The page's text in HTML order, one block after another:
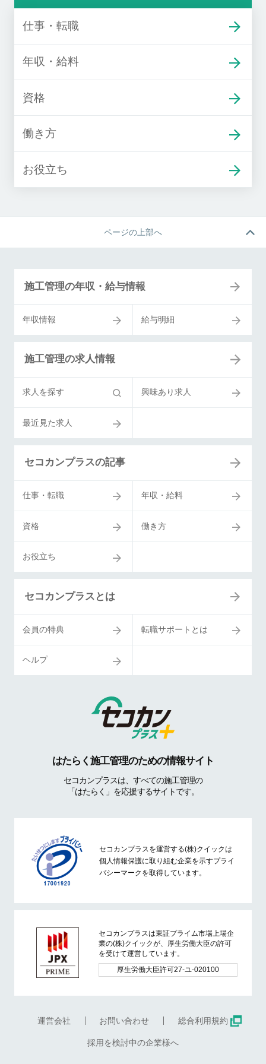
仕事・転職
年収・給料
資格
働き方
お役立ち
ページの上部へ
施工管理の年収・給与情報
年収情報 給与明細
施工管理の求人情報
求人を探す 興味あり求人
最近見た求人
セコカンプラスの記事
仕事・転職 年収・給料
資格 働き方
お役立ち
セコカンプラスとは
会員の特典 転職サポートとは
ヘルプ
はたらく施工管理のための情報サイト
セコカンプラスは、すべての施工管理の
「はたらく」を応援するサイトです。
セコカンプラスを運営する(株)クイックは
個人情報保護に取り組む企業を示すプライ
バシーマークを取得しています。
セコカンプラスは東証プライム市場上場企
業の(株)クイックが、厚生労働大臣の許可
を受けて運営しています。
厚生労働大臣許可27-ユ-020100
運営会社 お問い合わせ 総合利用規約
採用を検討中の企業様へ